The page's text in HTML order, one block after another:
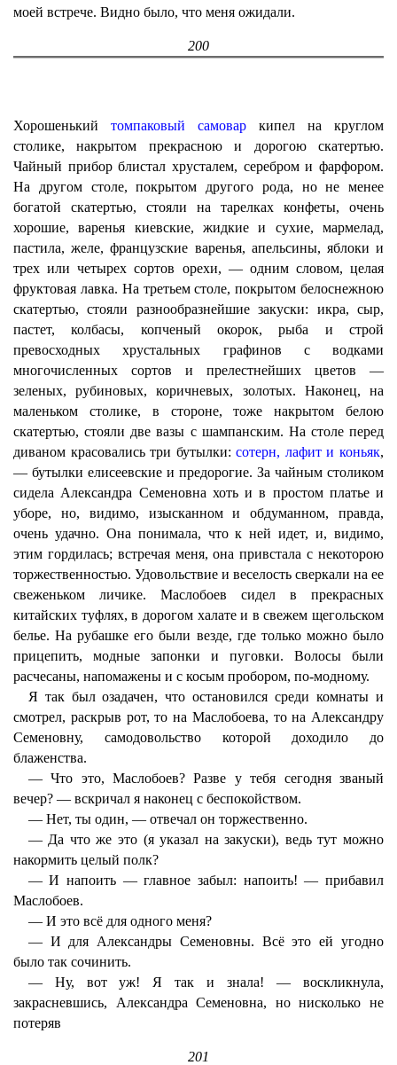
моей встрече. Видно было, что меня ожидали.
200
Хорошенький томпаковый самовар кипел на круглом
столике, накрытом прекрасною и дорогою скатертью.
Чайный прибор блистал хрусталем, серебром и фарфором.
На другом столе, покрытом другого рода, но не менее
богатой скатертью, стояли на тарелках конфеты, очень
хорошие, варенья киевские, жидкие и сухие, мармелад,
пастила, желе, французские варенья, апельсины, яблоки и
трех или четырех сортов орехи, — одним словом, целая
фруктовая лавка. На третьем столе, покрытом белоснежною
скатертью, стояли разнообразнейшие закуски: икра, сыр,
пастет, колбасы, копченый окорок, рыба и строй
превосходных хрустальных графинов с водками
многочисленных сортов и прелестнейших цветов —
зеленых, рубиновых, коричневых, золотых. Наконец, на
маленьком столике, в стороне, тоже накрытом белою
скатертью, стояли две вазы с шампанским. На столе перед
диваном красовались три бутылки:сотерн, лафит и коньяк,
— бутылки елисеевские и предорогие. За чайным столиком
сидела Александра Семеновна хоть и в простом платье и
уборе, но, видимо, изысканном и обдуманном, правда,
очень удачно. Она понимала, что к ней идет, и, видимо,
этим гордилась; встречая меня, она привстала с некоторою
торжественностью. Удовольствие и веселость сверкали на ее
свеженьком личике. Маслобоев сидел в прекрасных
китайских туфлях, в дорогом халате и в свежем щегольском
белье. На рубашке его были везде, где только можно было
прицепить, модные запонки и пуговки. Волосы были
расчесаны, напомажены и с косым пробором, по-модному.
Я так был озадачен, что остановился среди комнаты и
смотрел, раскрыв рот, то на Маслобоева, то на Александру
Семеновну, самодовольство которой доходило до
блаженства.
— Что это, Маслобоев? Разве у тебя сегодня званый
вечер? — вскричал я наконец с беспокойством.
— Нет, ты один, — отвечал он торжественно.
— Да что же это (я указал на закуски), ведь тут можно
накормить целый полк?
— И напоить — главное забыл: напоить! — прибавил
Маслобоев.
— И это всё для одного меня?
— И для Александры Семеновны. Всё это ей угодно
было так сочинить.
— Ну, вот уж! Я так и знала! — воскликнула,
закрасневшись, Александра Семеновна, но нисколько не
потеряв
201